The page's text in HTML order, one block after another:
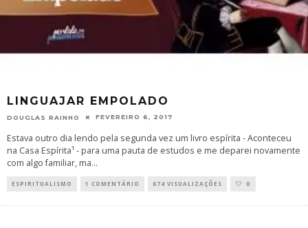
LINGUAJAR EMPOLADO
DOUGLAS RAINHO FEVEREIRO 6, 2017
Estava outro dia lendo pela segunda vez um livro espírita - Aconteceu
na Casa Espírita¹ - para uma pauta de estudos e me deparei novamente
com algo familiar, ma...
ESPIRITUALISMO 1 COMENTÁRIO 674 VISUALIZAÇÕES 0